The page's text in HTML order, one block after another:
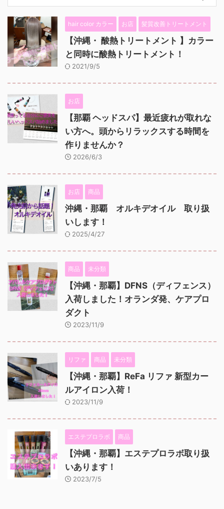
hair color カラー お店 髪質改善トリートメント
【沖縄・ 酸熱トリートメント 】カラー
と同時に酸熱トリートメント！
2021/9/5
お店
【那覇 ヘッドスパ】最近疲れが取れな
い方へ。頭からリラックスする時間を
作りませんか？
2026/6/3
お店 商品
沖縄・那覇 オルキデオイル 取り扱
いします！
2025/4/27
商品 未分類
【沖縄・那覇】DFNS（ディフェンス）
入荷しました！オランダ発、ケアプロ
ダクト
2023/11/9
リファ 商品 未分類
【沖縄・那覇】ReFa リファ 新型カー
ルアイロン入荷！
2023/11/9
エステプロラボ 商品
【沖縄・那覇】エステプロラボ取り扱
いあります！
2023/7/5